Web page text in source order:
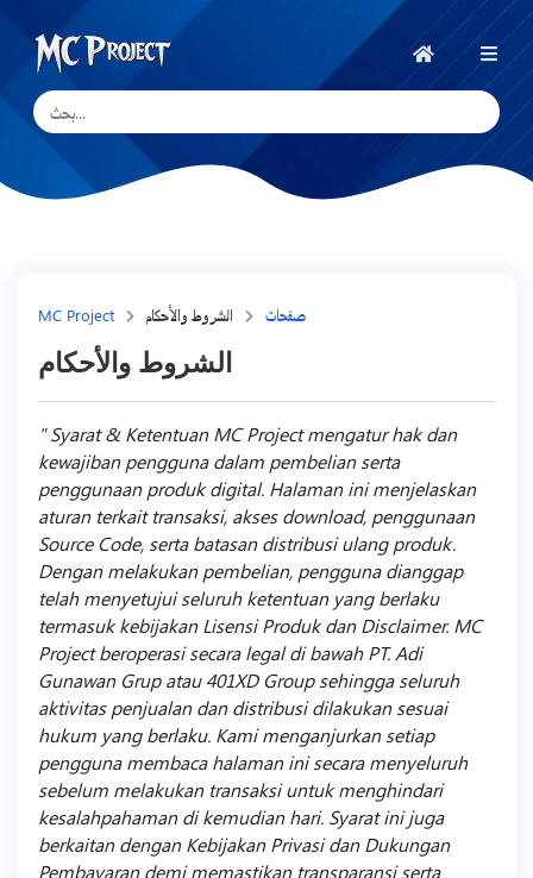
الرئيسية
MC Project صفحات الشروط والأحكام
الشروط والأحكام
Syarat & Ketentuan MC Project mengatur hak dan
kewajiban pengguna dalam pembelian serta
penggunaan produk digital. Halaman ini menjelaskan
aturan terkait transaksi, akses download, penggunaan
Source Code, serta batasan distribusi ulang produk.
Dengan melakukan pembelian, pengguna dianggap
telah menyetujui seluruh ketentuan yang berlaku
termasuk kebijakan Lisensi Produk dan Disclaimer. MC
Project beroperasi secara legal di bawah PT. Adi
Gunawan Grup atau 401XD Group sehingga seluruh
aktivitas penjualan dan distribusi dilakukan sesuai
hukum yang berlaku. Kami menganjurkan setiap
pengguna membaca halaman ini secara menyeluruh
sebelum melakukan transaksi untuk menghindari
kesalahpahaman di kemudian hari. Syarat ini juga
berkaitan dengan Kebijakan Privasi dan Dukungan
Pembayaran demi memastikan transparansi serta
Project
Official
Store
متجر
الحر